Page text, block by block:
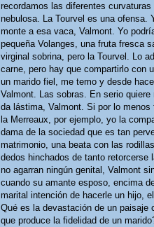
recordamos las diferentes
nebulosa. La Tourvel es una ofensa.
monte a esa vaca, Valmont. Yo
pequeña Volanges, una fruta fresca
virginal sobrina, pero la Tourvel. Lo
carne, pero hay que compartirlo con
un marido fiel, me temo y desde
Valmont. Las sobras. En serio
da lástima, Valmont. Si por lo
la Merreaux, por ejemplo, yo la
dama de la sociedad que es tan
matrimonio, una beata con las
dedos hinchados de tanto
no agarran ningún genital, Valmont
cuando su amante esposo, encima
marital intención de hacerle un hijo,
Qué es la devastación de un paisaje
que produce la fidelidad de un